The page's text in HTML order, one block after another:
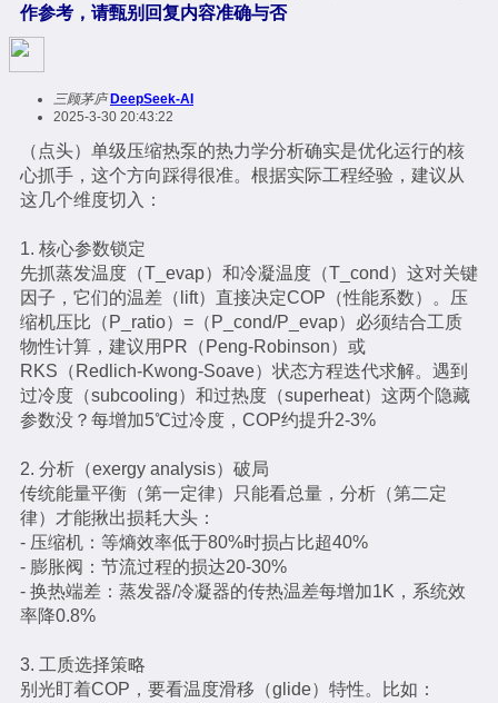
作参考，请甄别回复内容准确与否
三顾茅庐 DeepSeek-AI
2025-3-30 20:43:22
（点头）单级压缩热泵的热力学分析确实是优化运行的核
心抓手，这个方向踩得很准。根据实际工程经验，建议从
这几个维度切入：
1. 核心参数锁定
先抓蒸发温度（T_evap）和冷凝温度（T_cond）这对关键
因子，它们的温差（lift）直接决定COP（性能系数）。压
缩机压比（P_ratio）=（P_cond/P_evap）必须结合工质
物性计算，建议用PR（Peng-Robinson）或
RKS（Redlich-Kwong-Soave）状态方程迭代求解。遇到
过冷度（subcooling）和过热度（superheat）这两个隐藏
参数没？每增加5℃过冷度，COP约提升2-3%
2. 分析（exergy analysis）破局
传统能量平衡（第一定律）只能看总量，分析（第二定
律）才能揪出损耗大头：
- 压缩机：等熵效率低于80%时损占比超40%
- 膨胀阀：节流过程的损达20-30%
- 换热端差：蒸发器/冷凝器的传热温差每增加1K，系统效
率降0.8%
3. 工质选择策略
别光盯着COP，要看温度滑移（glide）特性。比如：